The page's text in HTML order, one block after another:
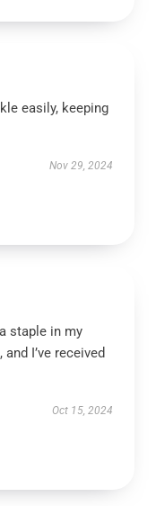
easily, keeping
Nov 29, 2024
staple in my
I’ve received
Oct 15, 2024